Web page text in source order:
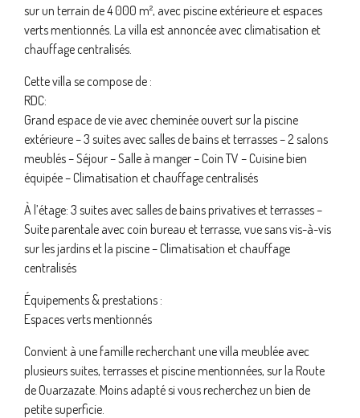
sur un terrain de 4 000 m², avec piscine extérieure et espaces
verts mentionnés. La villa est annoncée avec climatisation et
chauffage centralisés.
Cette villa se compose de :
RDC:
Grand espace de vie avec cheminée ouvert sur la piscine
extérieure – 3 suites avec salles de bains et terrasses – 2 salons
meublés – Séjour – Salle à manger – Coin TV – Cuisine bien
équipée – Climatisation et chauffage centralisés
À l’étage: 3 suites avec salles de bains privatives et terrasses –
Suite parentale avec coin bureau et terrasse, vue sans vis-à-vis
sur les jardins et la piscine – Climatisation et chauffage
centralisés
Équipements & prestations :
Espaces verts mentionnés
Convient à une famille recherchant une villa meublée avec
plusieurs suites, terrasses et piscine mentionnées, sur la Route
de Ouarzazate. Moins adapté si vous recherchez un bien de
petite superficie.